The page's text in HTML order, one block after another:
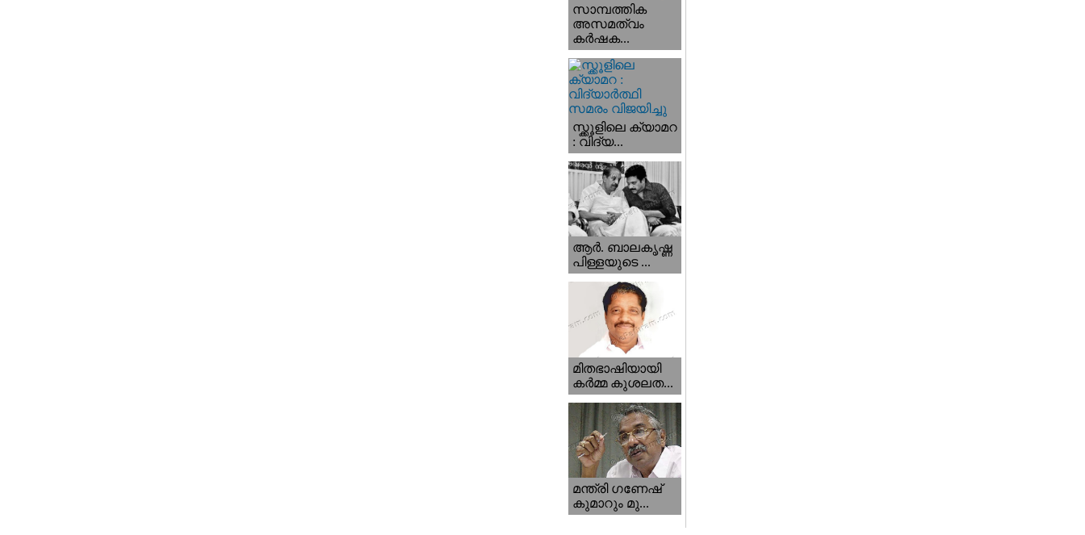
സാമ്പത്തിക
അസമത്വം
കര്‍ഷക...
സ്ക്കൂളിലെ ക്യാമറ
: വിദ്യ...
ആര്‍. ബാലകൃഷ്ണ
പിള്ളയുടെ ...
മിതഭാഷിയായി
കര്‍മ്മ കുശലത...
മന്ത്രി ഗണേഷ്‌
കുമാറും മു...